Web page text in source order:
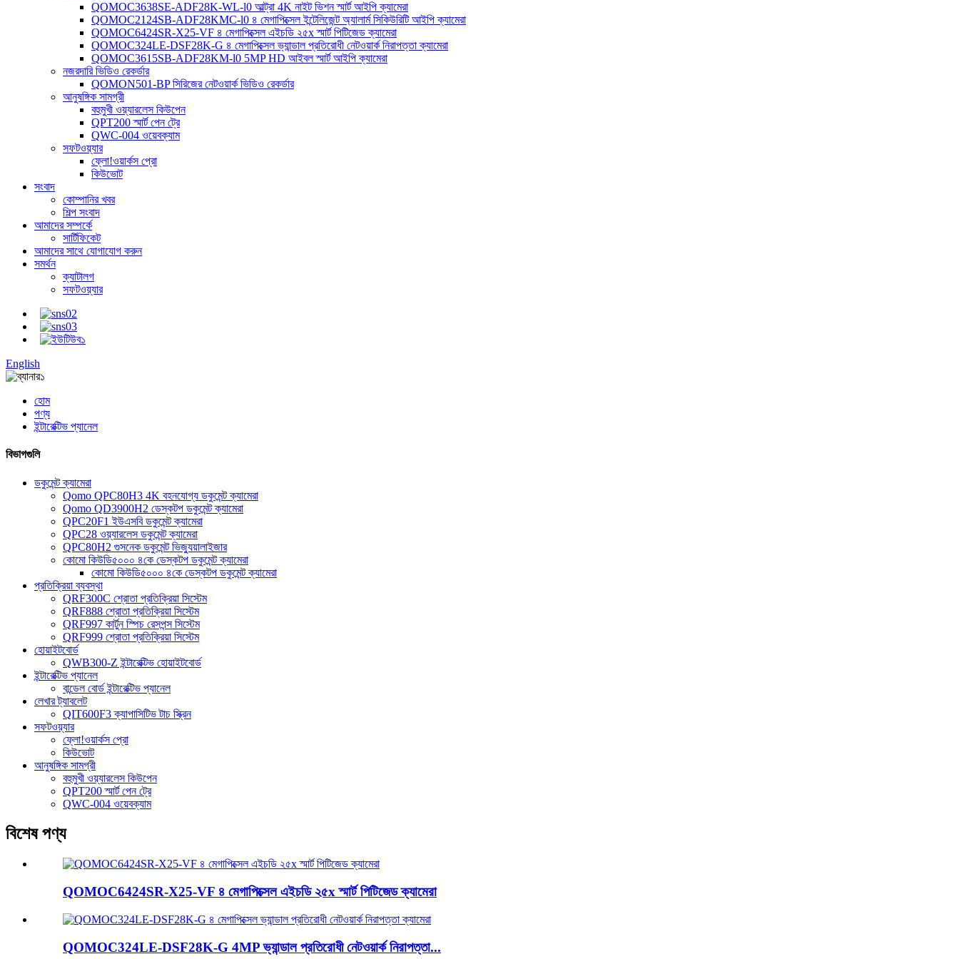
QOMOC3638SE-ADF28K-WL-l0 ​​আল্ট্রা 4K নাইট ভিশন স্মার্ট আইপি ক্যামেরা
QOMOC2124SB-ADF28KMC-l0 ৪ মেগাপিক্সেল ইন্টেলিজেন্ট অ্যালার্ম সিকিউরিটি আইপি ক্যামেরা
QOMOC6424SR-X25-VF ৪ মেগাপিক্সেল এইচডি ২৫x স্মার্ট পিটিজেড ক্যামেরা
QOMOC324LE-DSF28K-G ৪ মেগাপিক্সেল ভ্যান্ডাল প্রতিরোধী নেটওয়ার্ক নিরাপত্তা ক্যামেরা
QOMOC3615SB-ADF28KM-l0 5MP HD আইবল স্মার্ট আইপি ক্যামেরা
নজরদারি ভিডিও রেকর্ডার
QOMON501-BP সিরিজের নেটওয়ার্ক ভিডিও রেকর্ডার
আনুষঙ্গিক সামগ্রী
বহুমুখী ওয়্যারলেস কিউপেন
QPT200 স্মার্ট পেন ট্রে
QWC-004 ওয়েবক্যাম
সফটওয়্যার
ফ্লো!ওয়ার্কস প্রো
কিউভোট
সংবাদ
কোম্পানির খবর
শিল্প সংবাদ
আমাদের সম্পর্কে
সার্টিফিকেট
আমাদের সাথে যোগাযোগ করুন
সমর্থন
ক্যাটালগ
সফটওয়্যার
English
হোম
পণ্য
ইন্টারেক্টিভ প্যানেল
বিভাগগুলি
ডকুমেন্ট ক্যামেরা
Qomo QPC80H3 4K বহনযোগ্য ডকুমেন্ট ক্যামেরা
Qomo QD3900H2 ডেস্কটপ ডকুমেন্ট ক্যামেরা
QPC20F1 ইউএসবি ডকুমেন্ট ক্যামেরা
QPC28 ওয়্যারলেস ডকুমেন্ট ক্যামেরা
QPC80H2 গুসনেক ডকুমেন্ট ভিজ্যুয়ালাইজার
কোমো কিউডি৫০০০ ৪কে ডেস্কটপ ডকুমেন্ট ক্যামেরা
কোমো কিউডি৫০০০ ৪কে ডেস্কটপ ডকুমেন্ট ক্যামেরা
প্রতিক্রিয়া ব্যবস্থা
QRF300C শ্রোতা প্রতিক্রিয়া সিস্টেম
QRF888 শ্রোতা প্রতিক্রিয়া সিস্টেম
QRF997 কার্টুন স্পিচ রেসপন্স সিস্টেম
QRF999 শ্রোতা প্রতিক্রিয়া সিস্টেম
হোয়াইটবোর্ড
QWB300-Z ইন্টারেক্টিভ হোয়াইটবোর্ড
ইন্টারেক্টিভ প্যানেল
বান্ডেল বোর্ড ইন্টারেক্টিভ প্যানেল
লেখার ট্যাবলেট
QIT600F3 ক্যাপাসিটিভ টাচ স্ক্রিন
সফটওয়্যার
ফ্লো!ওয়ার্কস প্রো
কিউভোট
আনুষঙ্গিক সামগ্রী
বহুমুখী ওয়্যারলেস কিউপেন
QPT200 স্মার্ট পেন ট্রে
QWC-004 ওয়েবক্যাম
বিশেষ পণ্য
QOMOC6424SR-X25-VF ৪ মেগাপিক্সেল এইচডি ২৫x স্মার্ট পিটিজেড ক্যামেরা
QOMOC324LE-DSF28K-G 4MP ভ্যান্ডাল প্রতিরোধী নেটওয়ার্ক নিরাপত্তা...